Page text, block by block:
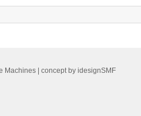
Machines | concept by idesignSMF